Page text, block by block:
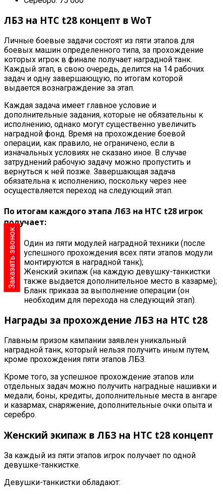
ЛБЗ на HTC t28 концепт в WoT
Личные боевые задачи состоят из пяти этапов для
боевых машин определенного типа, за прохождение
которых игрок в финале получает наградной танк.
Каждый этап, в свою очередь, делится на 14 рабочих
задач и одну завершающую, по итогам которой
выдается вознаграждение за этап.
Каждая задача имеет главное условие и
дополнительные задания, которые не обязательны к
исполнению, однако могут существенно увеличить
наградной фонд. Время на прохождение боевой
операции, как правило, не ограничено, если в
изначальных условиях не сказано иное. В случае
затруднений рабочую задачу можно пропустить и
вернуться к ней позже. Завершающая задача
обязательна к исполнению, поскольку через нее
осуществляется переход на следующий этап.
По итогам каждого этапа ЛбЗ на HTC t28 игрок
получает:
Один из пяти модулей наградной техники (после
успешного прохождения всех пяти этапов модули
монтируются в наградной танк);
Женский экипаж (на каждую девушку-танкистки
также выдается дополнительное место в казарме);
Бланк приказа за выполнение операции (он
необходим для перехода на следующий этап).
Награды за прохождение ЛБЗ на HTC t28
Главным призом кампании заявлен уникальный
наградной танк, который нельзя получить иным путем,
кроме прохождения пяти этапов ЛБЗ.
Кроме того, за успешное прохождение этапов или
отдельных задач можно получить наградные нашивки и
медали, боны, кредиты, дополнительные места в ангаре
и казармах, снаряжение, дополнительные очки опыта и
серебро.
Женский экипаж в ЛБЗ на HTC t28 концепт
За каждый из пяти этапов игрок получает по одной
девушке-танкистке.
Девушки-танкистки обладают:
Заказать звонок